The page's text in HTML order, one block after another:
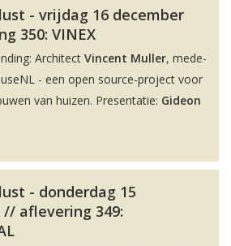
- vrijdag 16 december
350: VINEX
Architect Vincent Muller, mede-
- een open source-project voor
van huizen. Presentatie: Gideon
- donderdag 15
// aflevering 349: